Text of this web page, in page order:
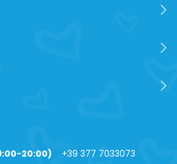
20:00) +39 377 7033073